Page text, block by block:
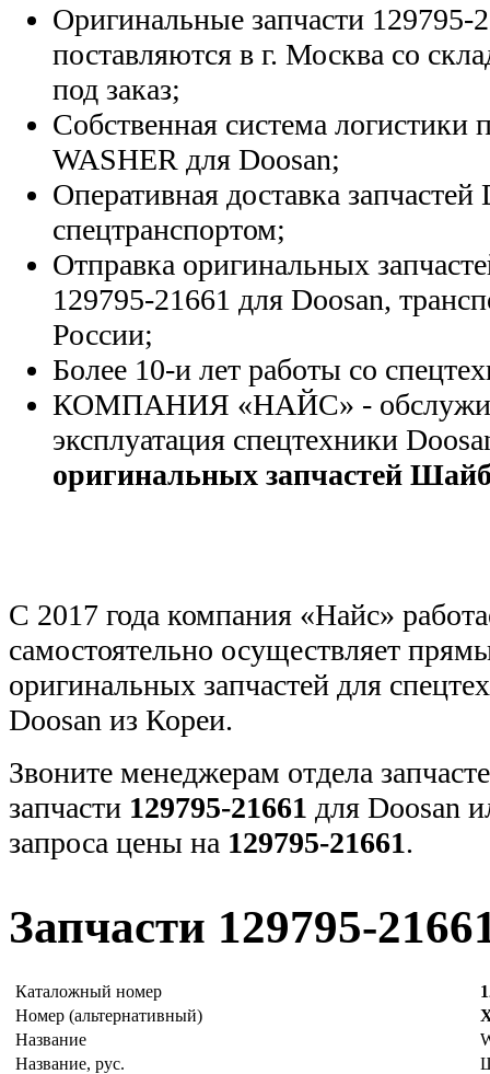
Оригинальные запчасти 129795-
поставляются в г. Москва со
под заказ;
Собственная система логистики
WASHER для Doosan;
Оперативная доставка запчастей
спецтранспортом;
Отправка оригинальных
129795-21661 для Doosan,
России;
Более 10-и лет работы со
КОМПАНИЯ «НАЙС» -
эксплуатация спецтехники
оригинальных запчастей
С 2017 года компания «Найс»
самостоятельно осуществляет
оригинальных запчастей для
Doosan из Кореи.
Звоните менеджерам отдела
запчасти 129795-21661 для Doosan
запроса цены на 129795-21661.
Запчасти 129795-
Каталожный номер
Номер (альтернативный)
Название
Название, рус.